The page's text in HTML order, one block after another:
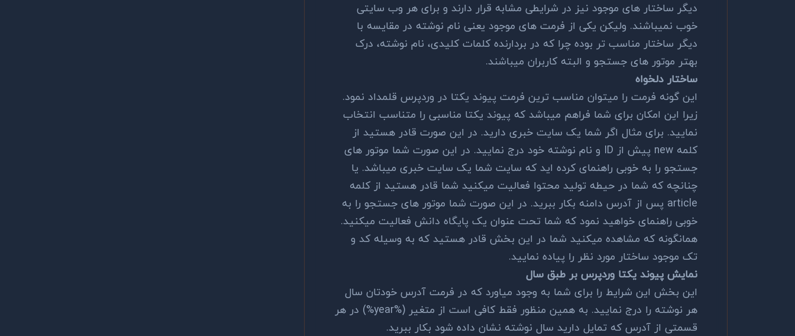
دیگر ساختار های موجود نیز در شرایطی مشابه قرار دارند و برای هر وب سایتی
خوب نمیباشند. ولیکن یکی از فرمت های موجود یعنی نام نوشته در مقایسه با
دیگر ساختار مناسب تر بوده چرا که در بردارنده کلمات کلیدی، نام نوشته، درک
بهتر موتور های جستجو و البته کاربران میباشند.
ساختار دلخواه
این گونه فرمت را میتوان مناسب ترین فرمت پیوند یکتا در وردپرس قلمداد نمود.
زیرا این امکان برای شما فراهم میباشد که پیوند یکتا مناسبی را متناسب انتخاب
نمایید. برای مثال اگر شما یک سایت خبری دارید. در این صورت قادر هستید از
کلمه new پیش از ID و نام نوشته خود درج نمایید. در این صورت شما موتور های
جستجو را به خوبی راهنمای کرده اید که سایت شما یک سایت خبری میباشد. یا
چنانچه که شما در حیطه تولید محتوا فعالیت میکنید شما قادر هستید از کلمه
article پس از آدرس دامنه بکار ببرید. در این صورت شما موتور های جستجو را به
خوبی راهنمای خواهید نمود که شما تحت عنوان یک پایگاه دانش فعالیت میکنید.
همانگونه که مشاهده میکنید شما در این بخش قادر هستید که به وسیله کد و
تک موجود ساختار مورد نظر را پیاده نمایید.
نمایش پیوند یکتا وردپرس بر طبق سال
این بخش این شرایط را برای شما به وجود میاورد که در فرمت آدرس خودتان سال
هر نوشته را درج نمایید. به همین منظور فقط کافی است از متغیر (%year%) در هر
قسمتی از آدرس که تمایل دارید سال نوشته نشان داده شود بکار ببرید.